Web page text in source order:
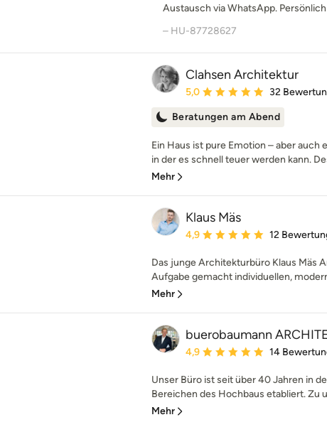
Austausch via WhatsApp.
– HU-87728627
Clahsen Architektur
Durchschnittliche Bewertung: 5
5,0 32
Beratungen am Abend
Ein Haus ist pure Emotion – aber
in der es schnell teuer werden kann.
Mehr
Klaus Mäs
Durchschnittliche Bewertung:
4,9 12
Das junge Architekturbüro Klaus Mäs
Aufgabe gemacht individuellen,
Mehr
buerobaumann
Durchschnittliche Bewertung:
4,9 14
Unser Büro ist seit über 40 Jahren in
Bereichen des Hochbaus etabliert. Zu
Mehr